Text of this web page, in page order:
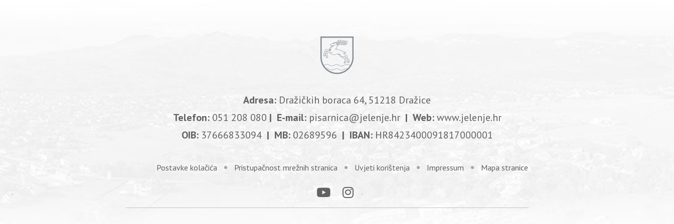
Adresa: Dražičkih boraca 64, 51218 Dražice
Telefon: 051 208 080 | E-mail: pisarnica@jelenje.hr| Web:www.jelenje.hr
OIB: 37666833094| MB: 02689596 | IBAN: HR8423400091817000001
Postavke kolačića Pristupačnost mrežnih stranica Uvjeti korištenja Impressum Mapa stranice